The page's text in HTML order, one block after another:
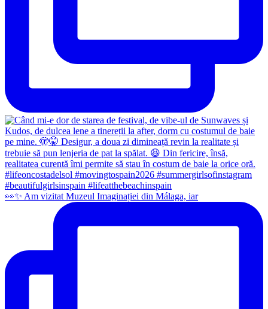
👀✨️ Am vizitat Muzeul Imaginației din Málaga, iar